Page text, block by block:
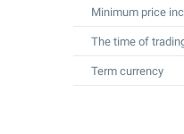
Minimum price
The time of
Term currency